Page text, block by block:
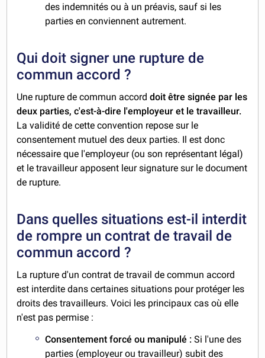
des indemnités ou à un préavis, sauf si les
parties en conviennent autrement.
Qui doit signer une rupture de
commun accord ?
Une rupture de commun accorddoit être signée par les
deux parties, c'est-à-dire l'employeur et le travailleur.
La validité de cette convention repose sur le
consentement mutuel des deux parties. Il est donc
nécessaire que l'employeur (ou son représentant légal)
et le travailleur apposent leur signature sur le document
de rupture.
Dans quelles situations est-il interdit
de rompre un contrat de travail de
commun accord ?
La rupture d'un contrat de travail de commun accord
est interdite dans certaines situations pour protéger les
droits des travailleurs. Voici les principaux cas où elle
n'est pas permise :
Consentement forcé ou manipulé : Si l'une des
parties (employeur ou travailleur) subit des